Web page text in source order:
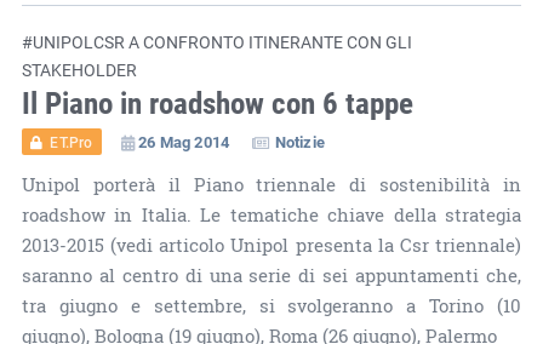
#UNIPOLCSR A CONFRONTO ITINERANTE CON GLI
STAKEHOLDER
Il Piano in roadshow con 6 tappe
ET.Pro 26 Mag 2014 Notizie
Unipol porterà il Piano triennale di sostenibilità in
roadshow in Italia. Le tematiche chiave della strategia
2013-2015 (vedi articolo Unipol presenta la Csr triennale)
saranno al centro di una serie di sei appuntamenti che,
tra giugno e settembre, si svolgeranno a Torino (10
giugno), Bologna (19 giugno), Roma (26 giugno), Palermo